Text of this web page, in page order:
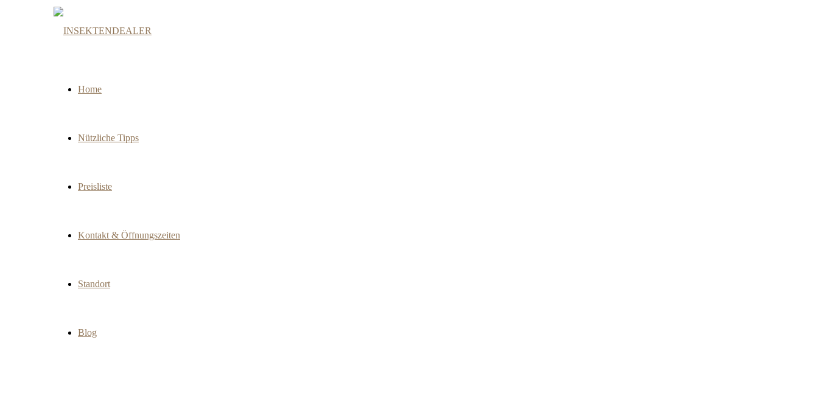
Home
Nützliche Tipps
Preisliste
Kontakt & Öffnungszeiten
Standort
Blog